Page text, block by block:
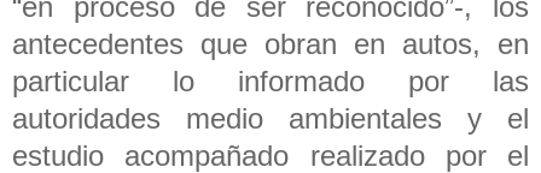
antecedentes que obran en autos, en
particular lo informado por las
autoridades medio ambientales y el
estudio acompañado realizado por el